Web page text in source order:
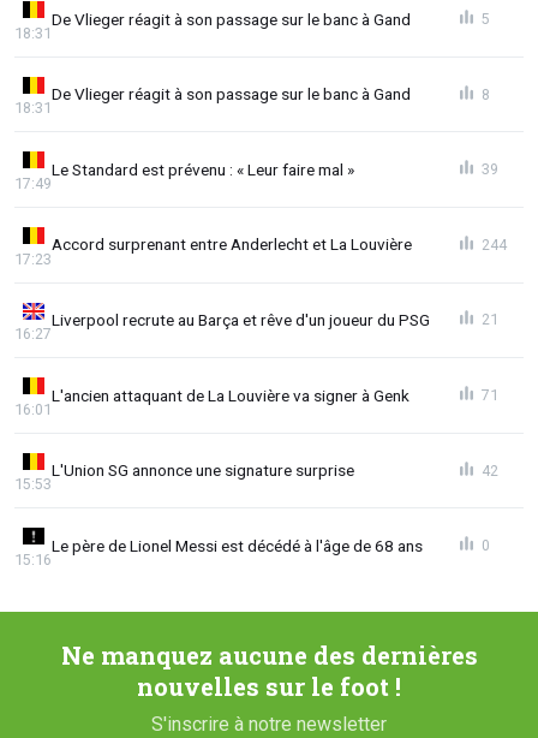
De Vlieger réagit à son passage sur le banc à Gand
18:31
5
De Vlieger réagit à son passage sur le banc à Gand
18:31
8
Le Standard est prévenu : « Leur faire mal »
17:49
39
Accord surprenant entre Anderlecht et La Louvière
17:23
244
Liverpool recrute au Barça et rêve d'un joueur du PSG
16:27
21
L'ancien attaquant de La Louvière va signer à Genk
16:01
71
L'Union SG annonce une signature surprise
15:53
42
Le père de Lionel Messi est décédé à l'âge de 68 ans
15:16
0
Ne manquez aucune des dernières
nouvelles sur le foot !
S'inscrire à notre newsletter